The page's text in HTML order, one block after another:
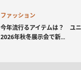
ファッション
今年流行るアイテムは？ ユ
2026年秋冬展示会で新...